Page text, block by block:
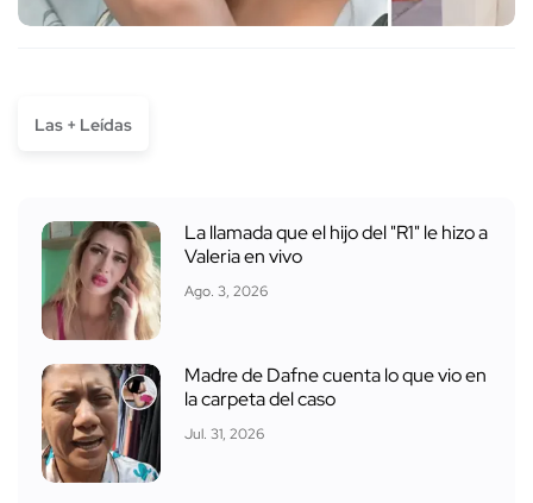
Las + Leídas
La llamada que el hijo del "R1" le hizo a
Valeria en vivo
Ago. 3, 2026
Madre de Dafne cuenta lo que vio en
la carpeta del caso
Jul. 31, 2026